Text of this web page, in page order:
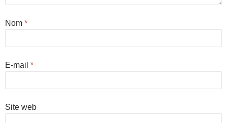
Nom *
E-mail *
Site web